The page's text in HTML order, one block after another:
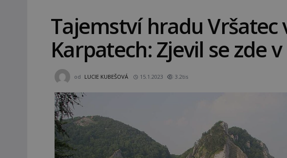
Tajemství hradu Vršatec
Karpatech: Zjevil se zde
od LUCIE KUBEŠOVÁ 15.1.2023 3.2tis